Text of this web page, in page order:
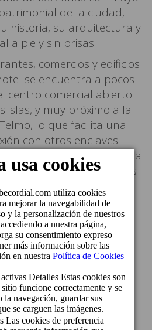
de la ciudad,
historia, su arquitectura y
a pie y sin prisas.
comercios y edificios
se encuentra a pocos
centro comercial abierto
islas, y muy próximo a la
lo que facilita una
con otros enclaves
como la reconocida
así como con distintos
de la isla.
en los alrededores
alrededores
en los alrededores
Triana: 300 m
400 m
450 m